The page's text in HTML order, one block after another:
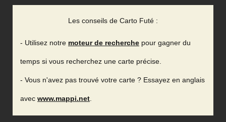
Les conseils de Carto Futé :
- Utilisez notre moteur de recherche pour gagner du
temps si vous recherchez une carte précise.
- Vous n'avez pas trouvé votre carte ? Essayez en anglais
avec www.mappi.net